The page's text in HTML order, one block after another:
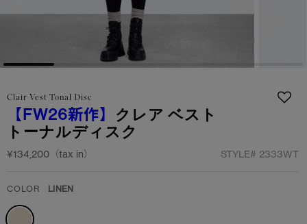
アウターウェア
アパレル
アクセサリー
フットウェア
コレクション
アウターウェア
アパレル
アクセサリー
フットウェア
コレクション
Clair Vest Tonal Disc
【FW26新作】 クレア ベスト
トーナルディスク
¥134,200（tax in） STYLE# 2333WT
COLOR LINEN